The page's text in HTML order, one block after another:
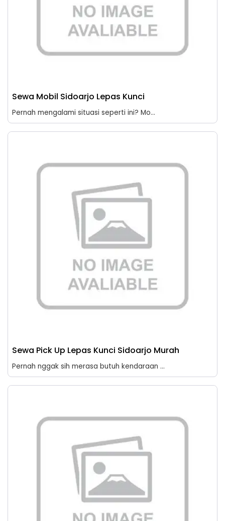
Sewa Mobil Sidoarjo Lepas Kunci
Pernah mengalami situasi seperti ini? Mo...
Sewa Pick Up Lepas Kunci Sidoarjo Murah
Pernah nggak sih merasa butuh kendaraan ...